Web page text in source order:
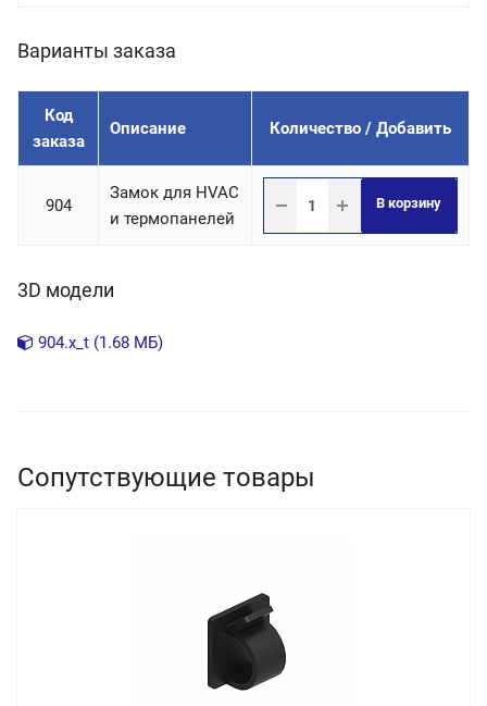
Варианты заказа
Код
заказа
Описание Количество / Добавить
904
Замок для HVAC
и термопанелей
В корзину
3D модели
904.x_t (1.68 МБ)
Сопутствующие товары